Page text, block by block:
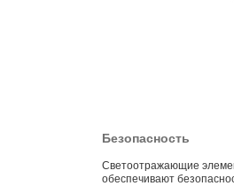
Безопасность
Светоотражающие
обеспечивают